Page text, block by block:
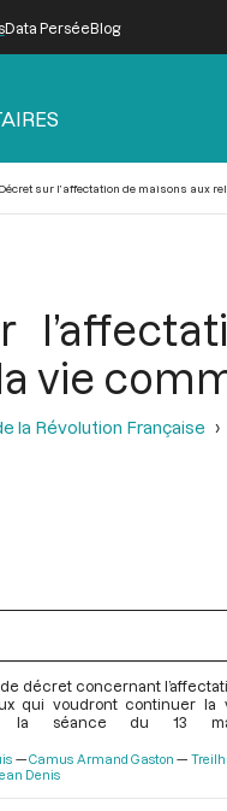
Data PerséeBlog
Décret sur l’affectation de maisons aux
vie
la Révolution Française
décret concernant
qui voudront continuer la
la séance du 13
Camus Armand Gaston
Denis